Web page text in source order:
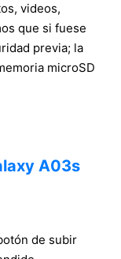
videos,
que si fuese
previa; la
microSD
A03s
de subir